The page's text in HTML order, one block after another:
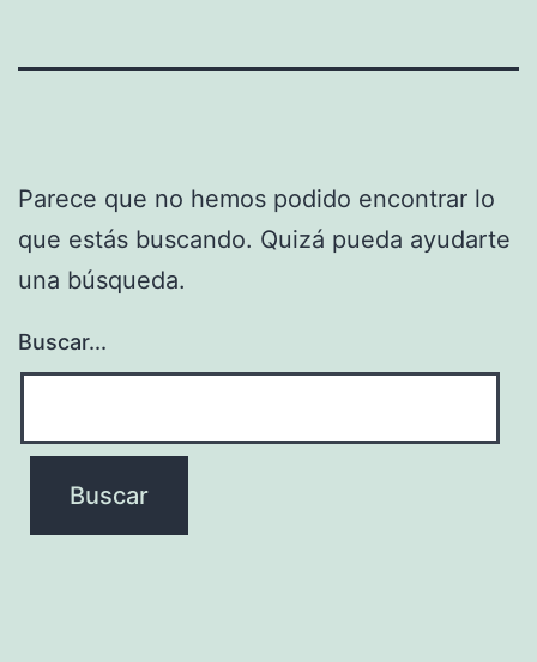
Parece que no hemos podido encontrar lo
que estás buscando. Quizá pueda ayudarte
una búsqueda.
Buscar...